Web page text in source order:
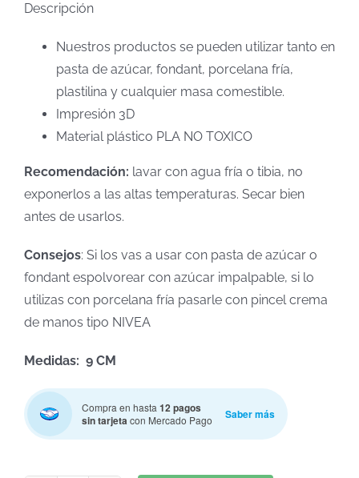
Descripción
Nuestros productos se pueden utilizar tanto en
pasta de azúcar, fondant, porcelana fría,
plastilina y cualquier masa comestible.
Impresión 3D
Material plástico PLA NO TOXICO
Recomendación: lavar con agua fría o tibia, no
exponerlos a las altas temperaturas. Secar bien
antes de usarlos.
Consejos: Si los vas a usar con pasta de azúcar o
fondant espolvorear con azúcar impalpable, si lo
utilizas con porcelana fría pasarle con pincel crema
de manos tipo NIVEA
Medidas: 9 CM
Compra en hasta12 pagos
sin tarjetacon Mercado Pago Saber más